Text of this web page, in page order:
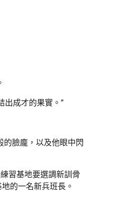
出成才的果實。”
臉龐，以及他眼中閃
習基地要選調新訓骨
的一名新兵班長。